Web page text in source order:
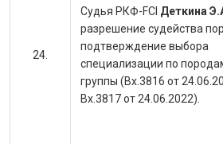
Судья РКФ-FCI Деткина
разрешение судейства
подтверждение выбора
специализации по породам
группы (Вх.3816 от
Вх.3817 от 24.06.2022).